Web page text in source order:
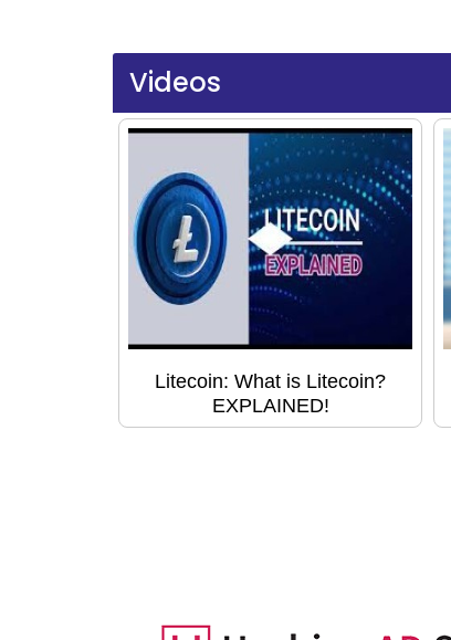
Videos
Litecoin: What is Litecoin?
EXPLAINED!